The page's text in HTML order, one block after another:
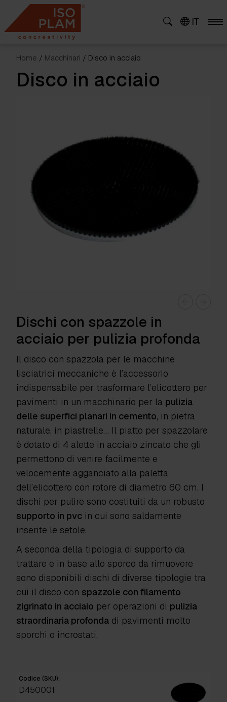
content
IT
Home / Macchinari / Disco in acciaio
Disco in acciaio
Dischi con spazzole in
acciaio per pulizia profonda
Il disco con spazzola per le macchine
lisciatrici meccaniche è l’accessorio
indispensabile per trasformare l’elicottero per
pavimenti in un macchinario per la pulizia
delle superfici planari in cemento, in pietra
naturale, in piastrelle… Il piatto per spazzolare
è dotato di 4 alette in acciaio zincato che gli
permettono di venire facilmente e
velocemente agganciato alla paletta
dell’elicottero con rotore di diametro 60 cm. I
dischi per pulire sono costituiti da un robusto
supporto in pvc in cui sono saldamente
inserite le setole.
A seconda della tipologia di supporto da
trattare e in base allo sporco da rimuovere
sono disponibili dischi di diverse tipologie tra
cui il disco con spazzole con filamento
zigrinato in acciaio per operazioni di pulizia
straordinaria profonda di pavimenti molto
sporchi o incrostati.
Codice (SKU):
D450001